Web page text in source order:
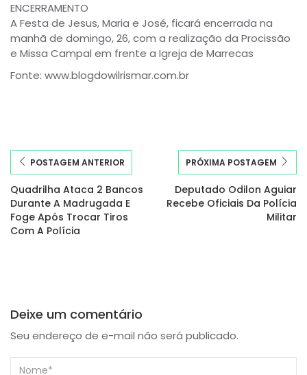
ENCERRAMENTO
A Festa de Jesus, Maria e José, ficará encerrada na
manhã de domingo, 26, com a realização da Procissão
e Missa Campal em frente a Igreja de Marrecas
Fonte: www.blogdowilrismar.com.br
POSTAGEM ANTERIOR
Quadrilha Ataca 2 Bancos
Durante A Madrugada E
Foge Após Trocar Tiros
Com A Polícia
PRÓXIMA POSTAGEM
Deputado Odilon Aguiar
Recebe Oficiais Da Polícia
Militar
Deixe um comentário
Seu endereço de e-mail não será publicado.